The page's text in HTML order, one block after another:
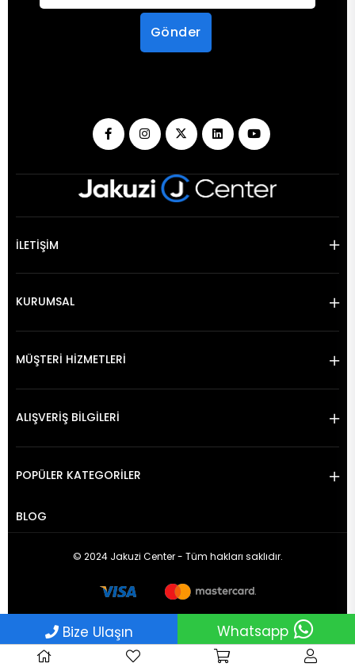
Gönder
İLETİŞİM
KURUMSAL
MÜŞTERİ HİZMETLERİ
ALIŞVERİŞ BİLGİLERİ
POPÜLER KATEGORİLER
BLOG
© 2024 Jakuzi Center - Tüm hakları saklıdır.
Bize Ulaşın Whatsapp